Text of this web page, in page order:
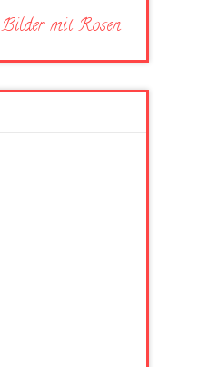
mit Rosen